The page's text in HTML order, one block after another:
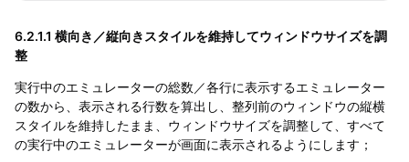
6.2.1.1 横向き／縦向きスタイルを維持してウィンドウサイズを調
整
実行中のエミュレーターの総数／各行に表示するエミュレーター
の数から、表示される行数を算出し、整列前のウィンドウの縦横
スタイルを維持したまま、ウィンドウサイズを調整して、すべて
の実行中のエミュレーターが画面に表示されるようにします；